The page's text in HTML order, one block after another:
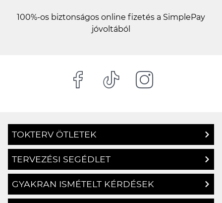
100%-os biztonságos online fizetés a SimplePay
jóvoltából
TOKTERV ÖTLETEK
TERVEZÉSI SEGÉDLET
GYAKRAN ISMÉTELT KÉRDÉSEK